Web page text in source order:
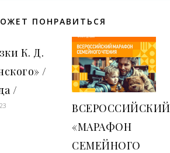
ПОНРАВИТЬСЯ
К. Д.
/
/
ВСЕРОССИЙСКИЙ
«МАРАФОН
СЕМЕЙНОГО